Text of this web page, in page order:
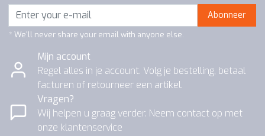
Abonneer
* We'll never share your email with anyone else.
Mijn account
Regel alles in je account. Volg je bestelling, betaal
facturen of retourneer een artikel.
Vragen?
Wij helpen u graag verder. Neem contact op met
onze klantenservice